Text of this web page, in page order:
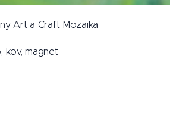
Art a Craft Mozaika
kov, magnet